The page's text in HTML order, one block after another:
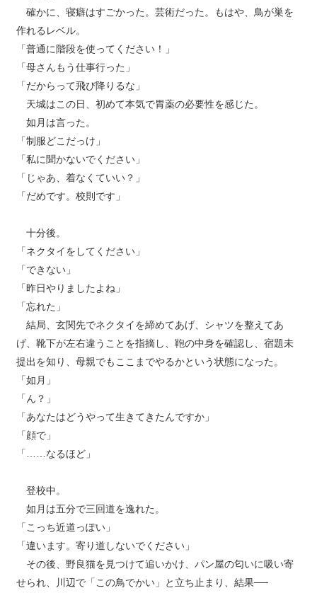
確かに、寝癖はすごかった。芸術だった。もはや、鳥が巣を
作れるレベル。
「普通に階段を使ってください！」
「母さんもう仕事行った」
「だからって飛び降りるな」
天城はこの日、初めて本気で胃薬の必要性を感じた。
如月は言った。
「制服どこだっけ」
「私に聞かないでください」
「じゃあ、着なくていい？」
「だめです。校則です」
十分後。
「ネクタイをしてください」
「できない」
「昨日やりましたよね」
「忘れた」
結局、玄関先でネクタイを締めてあげ、シャツを整えてあ
げ、靴下が左右違うことを指摘し、鞄の中身を確認し、宿題未
提出を知り、母親でもここまでやるかという状態になった。
「如月」
「ん？」
「あなたはどうやって生きてきたんですか」
「顔で」
「……なるほど」
登校中。
如月は五分で三回道を逸れた。
「こっち近道っぽい」
「違います。寄り道しないでください」
その後、野良猫を見つけて追いかけ、パン屋の匂いに吸い寄
せられ、川辺で「この鳥でかい」と立ち止まり、結果──